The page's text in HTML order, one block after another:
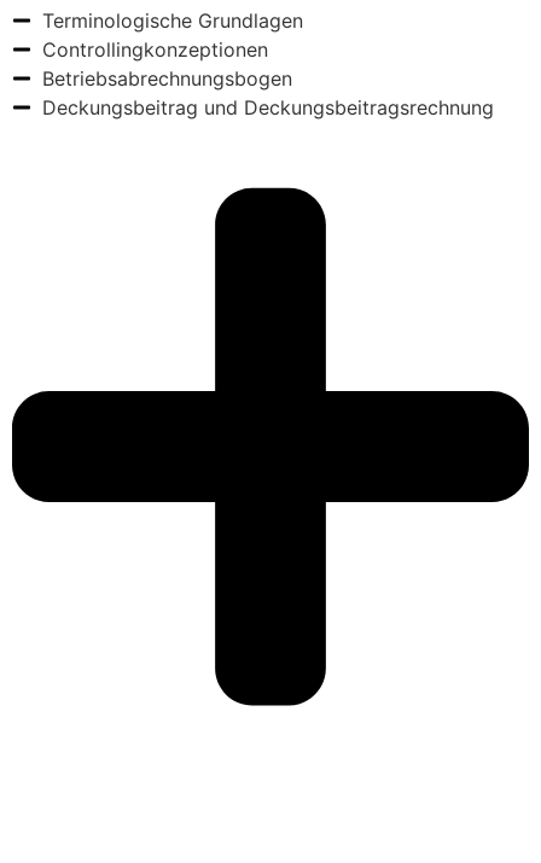
Terminologische Grundlagen
Controllingkonzeptionen
Betriebsabrechnungsbogen
Deckungsbeitrag und Deckungsbeitragsrechnung